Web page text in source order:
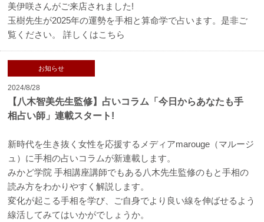
美伊咲さんがご来店されました!
玉樹先生が2025年の運勢を手相と算命学で占います。是非ご
覧ください。詳しくはこちら
お知らせ
2024/8/28
【八木智美先生監修】占いコラム「今日からあなたも手
相占い師」連載スタート!
新時代を生き抜く女性を応援するメディアmarouge（マルージ
ュ）に手相の占いコラムが新連載します。
みかど学院 手相講座講師でもある八木先生監修のもと手相の
読み方をわかりやすく解説します。
変化が起こる手相を学び、ご自身でより良い線を伸ばせるよう
線活してみてはいかがでしょうか。